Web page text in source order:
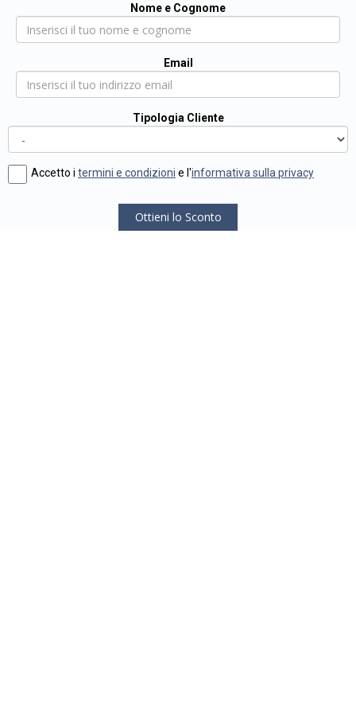
Nome e Cognome
Email
Tipologia Cliente
Accetto i termini e condizioni e l'informativa sulla privacy
Ottieni lo Sconto